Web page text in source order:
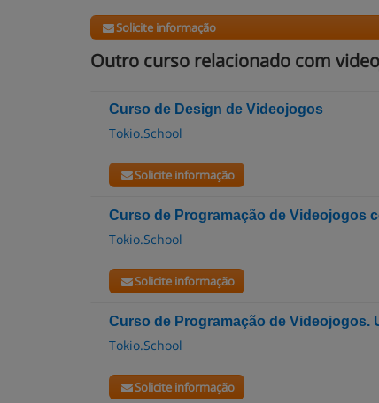
Solicite informação
Outro curso relacionado com
Curso de Design de Videojogos
Tokio.School
Solicite informação
Curso de Programação de Videojogos
Tokio.School
Solicite informação
Curso de Programação de Videojogos.
Tokio.School
Solicite informação